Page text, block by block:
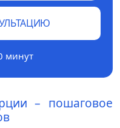
минут
– пошаговое